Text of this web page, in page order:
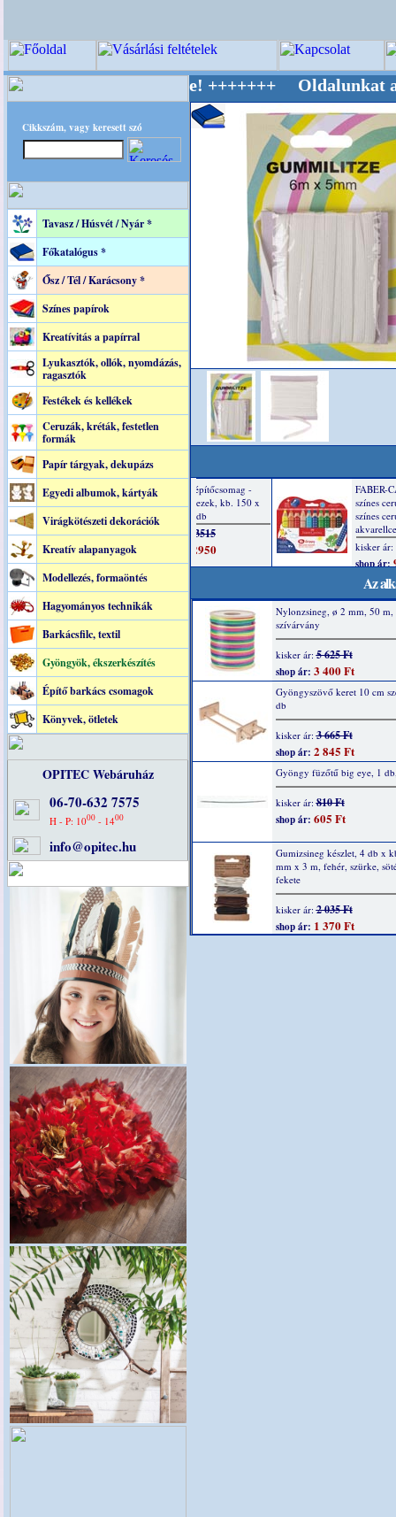
Cikkszám, vagy keresett szó
Tavasz / Húsvét / Nyár *
Főkatalógus *
Ősz / Tél / Karácsony *
Színes papírok
Kreatívitás a papírral
Lyukasztók, ollók, nyomdázás,
ragasztók
Festékek és kellékek
Ceruzák, kréták, festetlen
formák
Papír tárgyak, dekupázs
Egyedi albumok, kártyák
Virágkötészeti dekorációk
Kreatív alapanyagok
Modellezés, formaöntés
Hagyományos technikák
Barkácsfilc, textil
Gyöngyök, ékszerkészítés
Építő barkács csomagok
Könyvek, ötletek
OPITEC Webáruház
06-70-632 7575
H - P: 1000 - 1400
info@opitec.hu
Világ Mestere! +++++++ Oldalunkat
Az
Nylonzsineg, ø 2 mm, 50 m,
szívárvány
kisker ár:5 625 Ft
shop ár: 3 400 Ft
Gyöngyszövő keret 10 cm
db
kisker ár:3 665 Ft
shop ár: 2 845 Ft
Gyöngy füzőtű big eye, 1
kisker ár:810 Ft
shop ár: 605 Ft
Gumizsineg készlet, 4 db x
mm x 3 m, fehér, szürke,
fekete
kisker ár:2 035 Ft
shop ár: 1 370 Ft